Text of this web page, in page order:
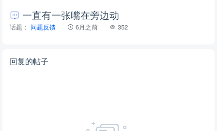
一直有一张嘴在旁边动
话题： 问题反馈 6月之前 352
回复的帖子